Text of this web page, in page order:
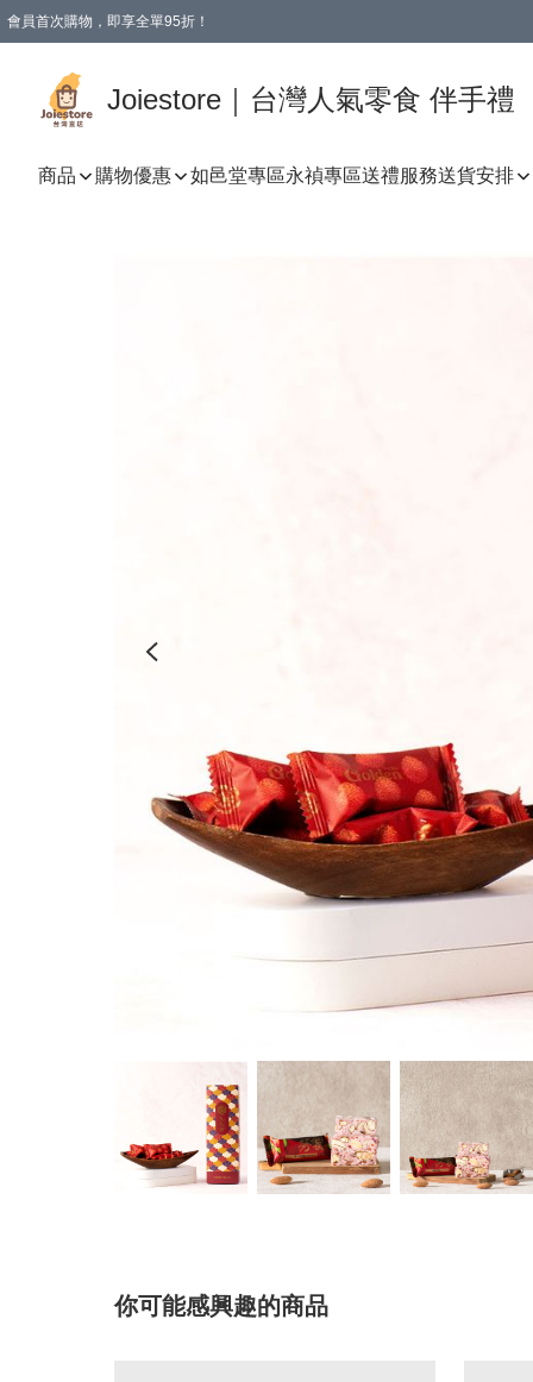
會員首次購物，即享全單95折！
Joiestore｜台灣人氣零食 伴手禮
商品 購物優惠 如邑堂專區永禎專區送禮服務送貨安排
你可能感興趣的商品